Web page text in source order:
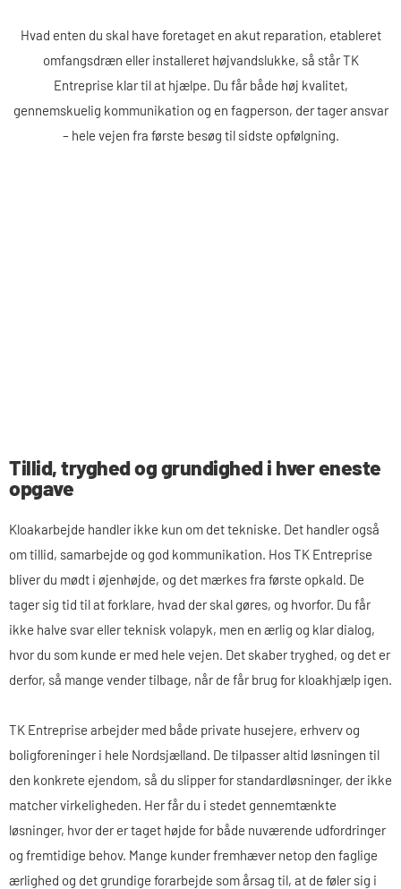
Hvad enten du skal have foretaget en akut reparation, etableret
omfangsdræn eller installeret højvandslukke, så står TK
Entreprise klar til at hjælpe. Du får både høj kvalitet,
gennemskuelig kommunikation og en fagperson, der tager ansvar
– hele vejen fra første besøg til sidste opfølgning.
Tillid, tryghed og grundighed i hver eneste
opgave
Kloakarbejde handler ikke kun om det tekniske. Det handler også
om tillid, samarbejde og god kommunikation. Hos TK Entreprise
bliver du mødt i øjenhøjde, og det mærkes fra første opkald. De
tager sig tid til at forklare, hvad der skal gøres, og hvorfor. Du får
ikke halve svar eller teknisk volapyk, men en ærlig og klar dialog,
hvor du som kunde er med hele vejen. Det skaber tryghed, og det er
derfor, så mange vender tilbage, når de får brug for kloakhjælp igen.
TK Entreprise arbejder med både private husejere, erhverv og
boligforeninger i hele Nordsjælland. De tilpasser altid løsningen til
den konkrete ejendom, så du slipper for standardløsninger, der ikke
matcher virkeligheden. Her får du i stedet gennemtænkte
løsninger, hvor der er taget højde for både nuværende udfordringer
og fremtidige behov. Mange kunder fremhæver netop den faglige
ærlighed og det grundige forarbejde som årsag til, at de føler sig i